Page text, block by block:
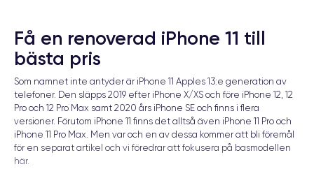
Få en renoverad iPhone 11 till
bästa pris
Som namnet inte antyder är iPhone 11 Apples 13:e generation av
telefoner. Den släpps 2019 efter iPhone X/XS och före iPhone 12, 12
Pro och 12 Pro Max samt 2020 års iPhone SE och finns i flera
versioner. Förutom iPhone 11 finns det alltså även iPhone 11 Pro och
iPhone 11 Pro Max. Men var och en av dessa kommer att bli föremål
för en separat artikel och vi föredrar att fokusera på basmodellen
här.